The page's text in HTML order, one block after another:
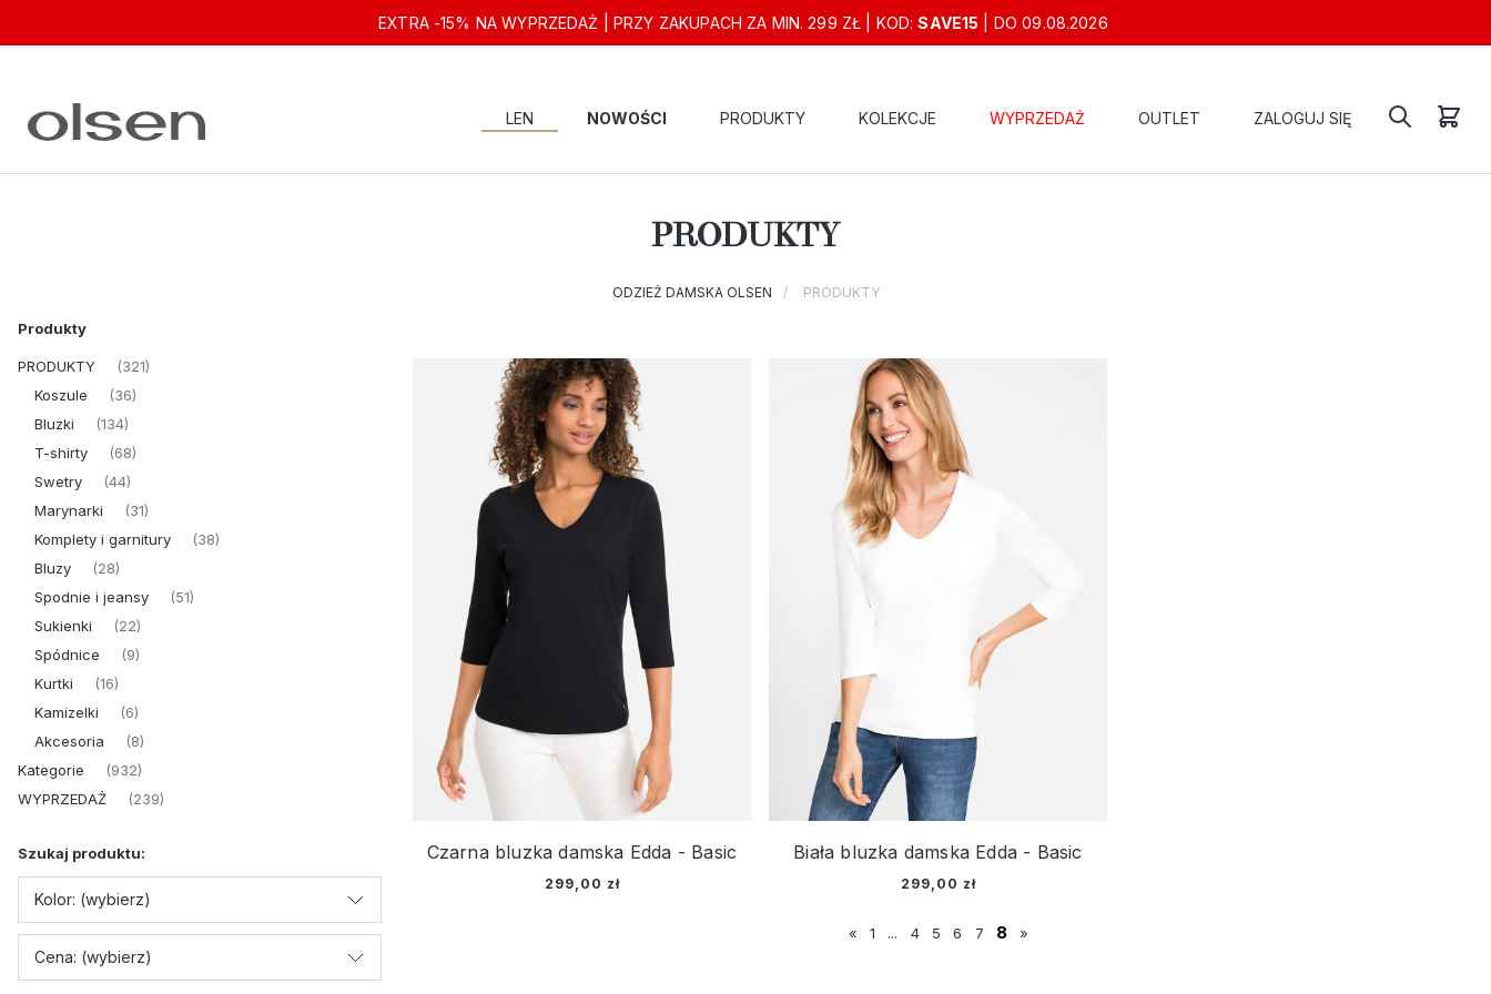
EXTRA -15% NA WYPRZEDAŻ | PRZY ZAKUPACH ZA MIN. 299 ZŁ | KOD:SAVE15 | DO 09.08.2026
LEN NOWOŚCI PRODUKTY KOLEKCJE WYPRZEDAŻ OUTLET ZALOGUJ SIĘ
PRODUKTY
ODZIEŻ DAMSKA OLSEN PRODUKTY
Produkty
PRODUKTY (321)
Koszule (36)
Bluzki (134)
T-shirty (68)
Swetry (44)
Marynarki (31)
Komplety i garnitury (38)
Bluzy (28)
Spodnie i jeansy (51)
Sukienki (22)
Spódnice (9)
Kurtki (16)
Kamizelki (6)
Akcesoria (8)
Kategorie (932)
WYPRZEDAŻ (239)
Szukaj produktu:
Kolor: (wybierz)
Cena: (wybierz)
Czarna bluzka damska Edda - Basic
299,00 zł
Biała bluzka damska Edda - Basic
299,00 zł
« 1 ... 4 5 6 7 8 »